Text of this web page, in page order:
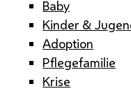
Baby
Kinder &
Adoption
Pflegefamilie
Krise